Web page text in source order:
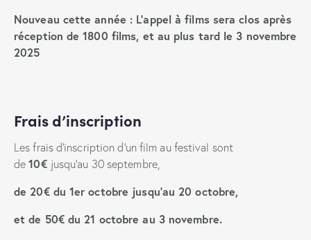
Nouveau cette année : L’appel à films sera clos après
réception de 1800 films, et au plus tard le 3 novembre
2025
Frais d’inscription
Les frais d’inscription d’un film au festival sont
de10€ jusqu’au 30 septembre,
de 20€ du 1er octobre jusqu’au 20 octobre,
et de 50€ du 21 octobre au 3 novembre.